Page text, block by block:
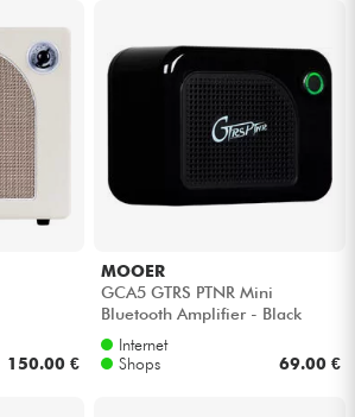
150.00 €
MOOER
GCA5 GTRS PTNR Mini
Bluetooth Amplifier - Black
Internet
Shops
69.00 €